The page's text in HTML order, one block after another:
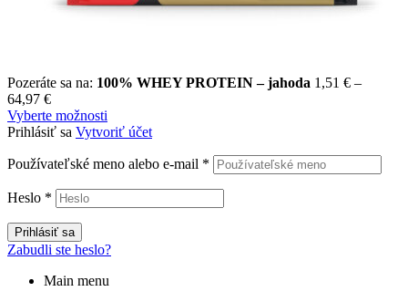
Pozeráte sa na: 100% WHEY PROTEIN – jahoda 1,51 € –
64,97 €Price
range:
1,51 €
64,97 €
Vyberte možnosti
Prihlásiť sa Vytvoriť účet
Používateľské meno alebo e-mail *
Heslo *
Prihlásiť sa
Zabudli ste heslo?
Main menu